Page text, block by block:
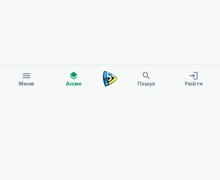
menu
Меню
layers
Аніме
search
Пошук
login
Увійти